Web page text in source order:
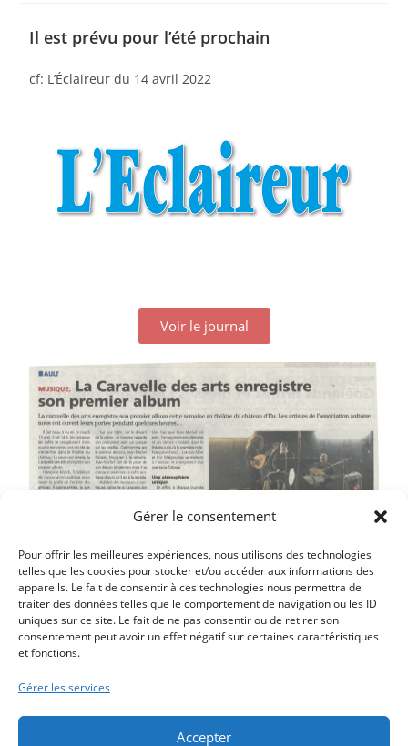
Gérer le consentement
Pour offrir les meilleures expériences, nous utilisons des technologies
telles que les cookies pour stocker et/ou accéder aux informations des
appareils. Le fait de consentir à ces technologies nous permettra de
traiter des données telles que le comportement de navigation ou les ID
uniques sur ce site. Le fait de ne pas consentir ou de retirer son
consentement peut avoir un effet négatif sur certaines caractéristiques
et fonctions.
Gérer les services
Accepter
Il est prévu pour l’été prochain
cf: L’Éclaireur du 14 avril 2022
Voir le journal
Article précédent
LE ROMANCIER GUILLAUME LEFEVRE AU PTIT AULTY
LAISSE OBLIGATOIRE POUR PROMENER SON CHIEN